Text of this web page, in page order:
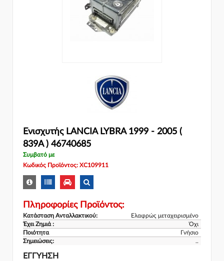
Ενισχυτής LANCIA LYBRA 1999 - 2005 (
839A ) 46740685
Συμβατό με
Κωδικός Προϊόντος: XC109911
Πληροφορίες Προϊόντος:
Κατάσταση Ανταλλακτικού:
Ελαφρώς μεταχειρισμένο
Έχει Ζημιά :
Όχι
Ποιότητα
Γνήσιο
Σημειώσεις:
..
ΕΓΓΎΗΣΗ